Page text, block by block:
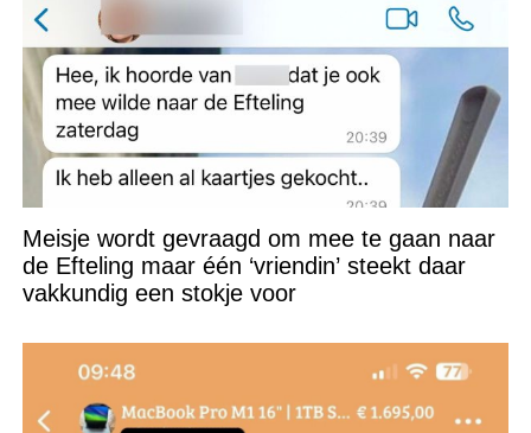
Meisje wordt gevraagd om mee te gaan naar
de Efteling maar één ‘vriendin’ steekt daar
vakkundig een stokje voor